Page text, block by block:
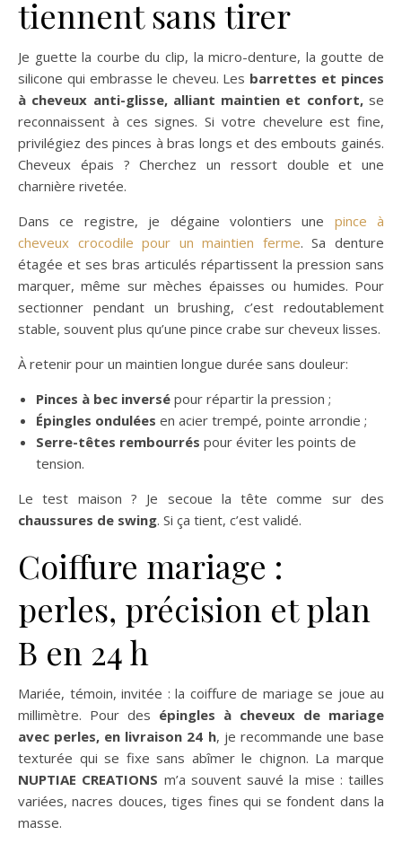
tiennent sans tirer
Je guette la courbe du clip, la micro-denture, la goutte de
silicone qui embrasse le cheveu. Les barrettes et pinces
à cheveux anti-glisse, alliant maintien et confort,se
reconnaissent à ces signes. Si votre chevelure est fine,
privilégiez des pinces à bras longs et des embouts gainés.
Cheveux épais ? Cherchez un ressort double et une
charnière rivetée.
Dans ce registre, je dégaine volontiers une pince à
cheveux crocodile pour un maintien ferme. Sa denture
étagée et ses bras articulés répartissent la pression sans
marquer, même sur mèches épaisses ou humides. Pour
sectionner pendant un brushing, c’est redoutablement
stable, souvent plus qu’une pince crabe sur cheveux lisses.
À retenir pour un maintien longue durée sans douleur:
Pinces à bec inversé pour répartir la pression ;
Épingles ondulées en acier trempé, pointe arrondie ;
Serre-têtes rembourrés pour éviter les points de
tension.
Le test maison ? Je secoue la tête comme sur des
chaussures de swing. Si ça tient, c’est validé.
Coiffure mariage :
perles, précision et plan
B en 24 h
Mariée, témoin, invitée : la coiffure de mariage se joue au
millimètre. Pour des épingles à cheveux de mariage
avec perles, en livraison 24 h, je recommande une base
texturée qui se fixe sans abîmer le chignon. La marque
NUPTIAE CREATIONS m’a souvent sauvé la mise : tailles
variées, nacres douces, tiges fines qui se fondent dans la
masse.